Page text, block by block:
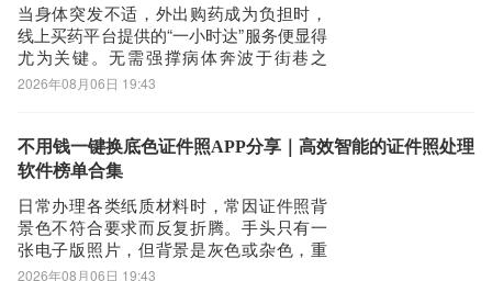
性强、功能实用
当身体突发不适，外出购药成为负担时，
线上买药平台提供的“一小时达”服务便显得
尤为关键。无需强撑病体奔波于街巷之
间，只需在手机端完成下单，专业配送团
流、稳定、已长期上架的即时送药类应
用，均具备正规药品经营资质与实体药房
2026年08月06日 19:43
不用钱一键换底色证件照APP分享｜高效智能的证件照处理
软件榜单合集
日常办理各类纸质材料时，常因证件照背
景色不符合要求而反复折腾。手头只有一
张电子版照片，但背景是灰色或杂色，重
新拍摄又耗时费力、额外支出。此时，一
2026年08月06日 19:43